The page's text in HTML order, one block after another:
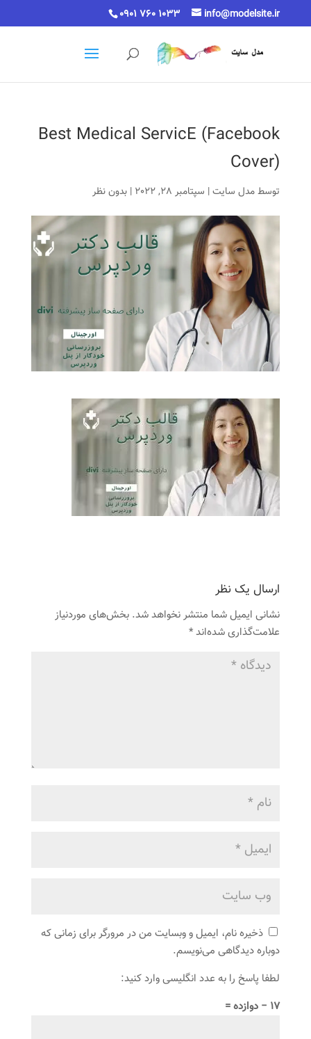
0901 760 1033 info@modelsite.ir
Best Medical ServicE (Facebook
Cover)
توسطمدل سایت| سپتامبر 28, 2022 | بدون نظر
ارسال یک نظر
نشانی ایمیل شما منتشر نخواهد شد. بخش‌های موردنیاز
علامت‌گذاری شده‌اند*
ذخیره نام، ایمیل و وبسایت من در مرورگر برای زمانی که
دوباره دیدگاهی می‌نویسم.
لطفا پاسخ را به عدد انگلیسی وارد کنید:
17 − دوازده =